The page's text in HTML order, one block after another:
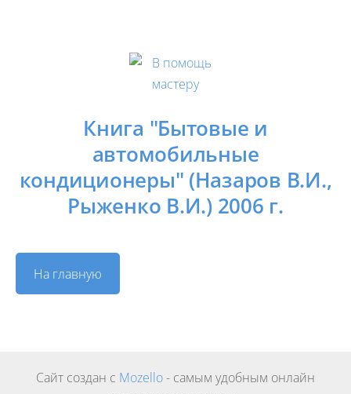
Книга "Бытовые и
автомобильные
кондиционеры" (Назаров В.И.,
Рыженко В.И.) 2006 г.
На главную
Сайт создан с Mozello- самым удобным онлайн